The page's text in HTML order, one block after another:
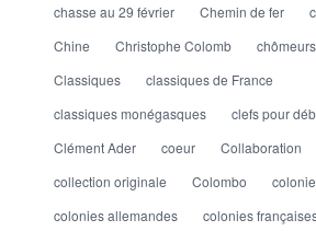
chasse au 29 février
Chemin de fer
Chine
Christophe Colomb chômeurs
Classiques
classiques de France
classiques monégasques
clefs pour
Clément Ader
coeur Collaboration
collection originale
Colombo
colonies allemandes
colonies